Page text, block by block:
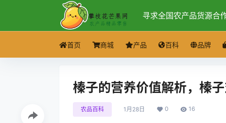
寻求全国农产品货源合
首页 商城 产品 百科 品牌
榛子的营养价值解析，榛
农品百科 1月28日 0 16